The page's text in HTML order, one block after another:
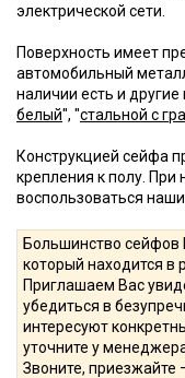
электрической сети.
Поверхность имеет
автомобильный
наличии есть и
белый", "стальной с
Конструкцией сейфа
крепления к полу.
воспользоваться
Большинство сейфов
который находится в
Приглашаем Вас
убедиться в
интересуют
уточните у
Звоните, приезжайте